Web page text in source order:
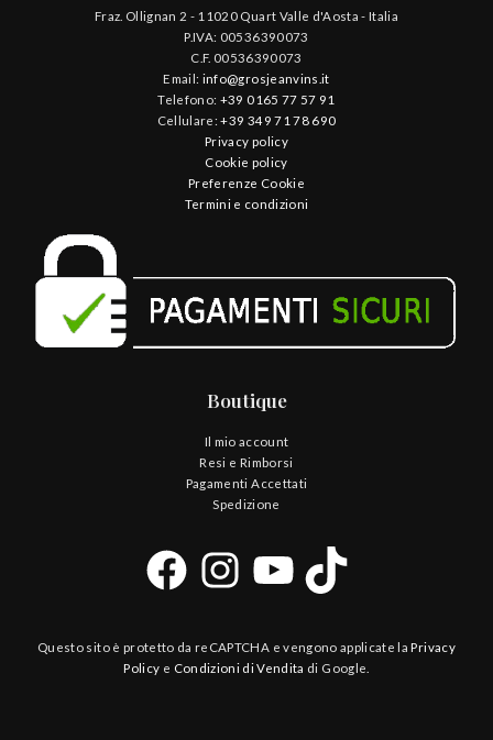
Fraz. Ollignan 2 - 11020 Quart Valle d'Aosta - Italia
P.IVA: 00536390073
C.F. 00536390073
Email: info@grosjeanvins.it
Telefono: +39 0165 77 57 91
Cellulare: +39 349 71 78 690
Privacy policy
Cookie policy
Preferenze Cookie
Termini e condizioni
Boutique
Il mio account
Resi e Rimborsi
Pagamenti Accettati
Spedizione
Questo sito è protetto da reCAPTCHA e vengono applicate laPrivacy
Policy e Condizioni di Vendita di Google.